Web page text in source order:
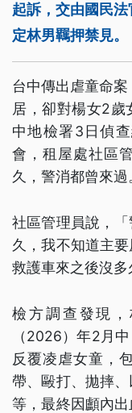
起訴，交由國民
定林男羈押禁見。
台中傳出虐童命
居，卻對楊女2歲
中地檢署3日偵
會，租屋處社區
久，警消都曾來過
社區管理員說，
久，我不知道主
救護車來之後沒多
檢方調查發現
（2026）年2月
反覆凌虐女童，
帶、毆打、拋摔
等，最終因顱內